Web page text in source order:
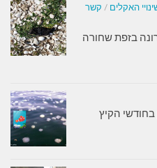
האקלים / קשר
בזפת שחורה
בחודשי הקיץ